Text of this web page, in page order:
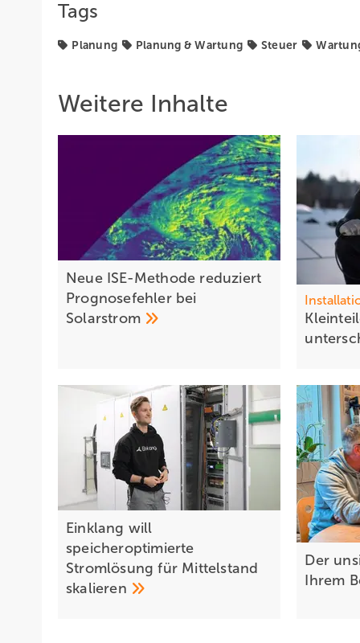
Tags
Planung Planung & Wartung Steuer
Weitere Inhalte
Neue ISE-Methode reduziert
Prognosefehler bei
Solarstrom
K
Einklang will
speicheroptimierte
Stromlösung für Mittelstand
skalieren
Der
Ihrem